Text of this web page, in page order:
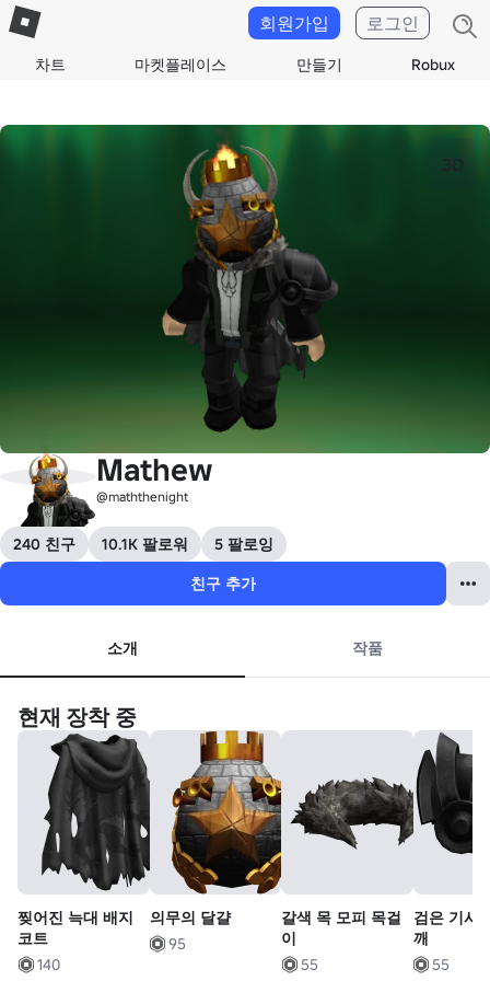
차트 마켓플레이스 만들기 Robux
회원가입 로그인
3D
Mathew
@maththenight
240 친구 10.1K 팔로워
5 팔로잉
친구 추가
소개 작품
현재 장착 중
찢어진 늑대 배지
코트
140
의무의 달걀
95
갈색 목 모피 목걸
이
55
검은 기사
깨
55